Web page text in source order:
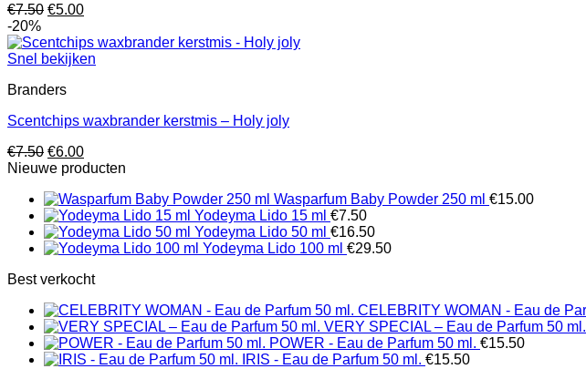
€7.50 Oorspronkelijke
was:
€7.50.
€5.00Huidige
is:
€5.00.
-20%
Snel bekijken
Branders
Scentchips waxbrander kerstmis – Holy joly
€7.50 Oorspronkelijke
prijs
€7.50.
€6.00Huidige
prijs
€6.00.
Nieuwe producten
Wasparfum Baby Powder 250 ml €15.00
Yodeyma Lido 15 ml €7.50
Yodeyma Lido 50 ml €16.50
Yodeyma Lido 100 ml €29.50
Best verkocht
CELEBRITY WOMAN - Eau de
VERY SPECIAL – Eau de Parfum 50 ml.
POWER - Eau de Parfum 50 ml. €15.50
IRIS - Eau de Parfum 50 ml. €15.50